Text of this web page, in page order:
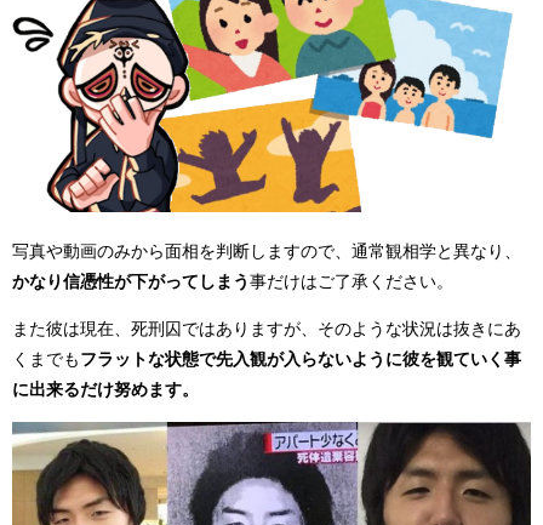
写真や動画のみから面相を判断しますので、通常観相学と異なり、
かなり信憑性が下がってしまう 事だけはご了承ください。
また彼は現在、死刑囚ではありますが、そのような状況は抜きにあ
くまでも フラットな状態で先入観が入らないように彼を観ていく事
に出来るだけ努めます。